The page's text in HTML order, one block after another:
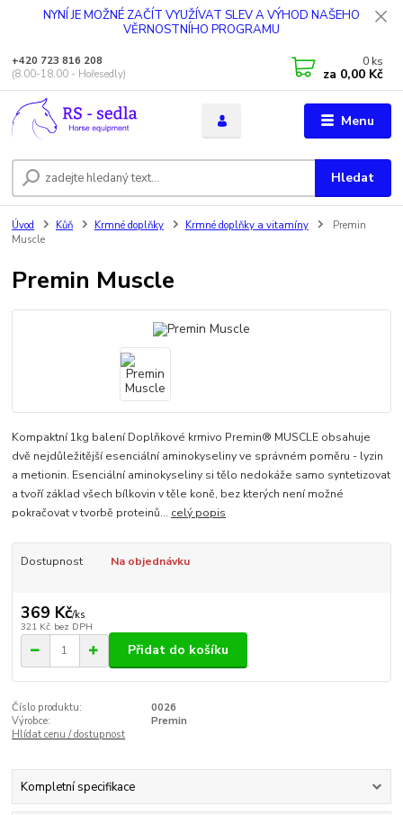
NYNÍ JE MOŽNÉ ZAČÍT VYUŽÍVAT SLEV A VÝHOD NAŠEHO
VĚRNOSTNÍHO PROGRAMU
Menu
Hledat
+420 723 816 208
(8.00-18.00 - Hořesedly)
0 ks
za 0,00 Kč
Úvod Kůň Krmné doplňky Krmné doplňky a vitamíny
Premin
Muscle
Premin Muscle
Kompaktní 1kg balení Doplňkové krmivo Premin® MUSCLE obsahuje
dvě nejdůležitější esenciální aminokyseliny ve správném poměru - lyzin
a metionin. Esenciální aminokyseliny si tělo nedokáže samo syntetizovat
a tvoří základ všech bílkovin v těle koně, bez kterých není možné
pokračovat v tvorbě proteinů... celý popis
Dostupnost Na objednávku
369 Kč/ks
321 Kč bez DPH
Přidat do košíku
Číslo produktu:
0026
Výrobce:
Premin
Hlídat cenu / dostupnost
Kompletní specifikace